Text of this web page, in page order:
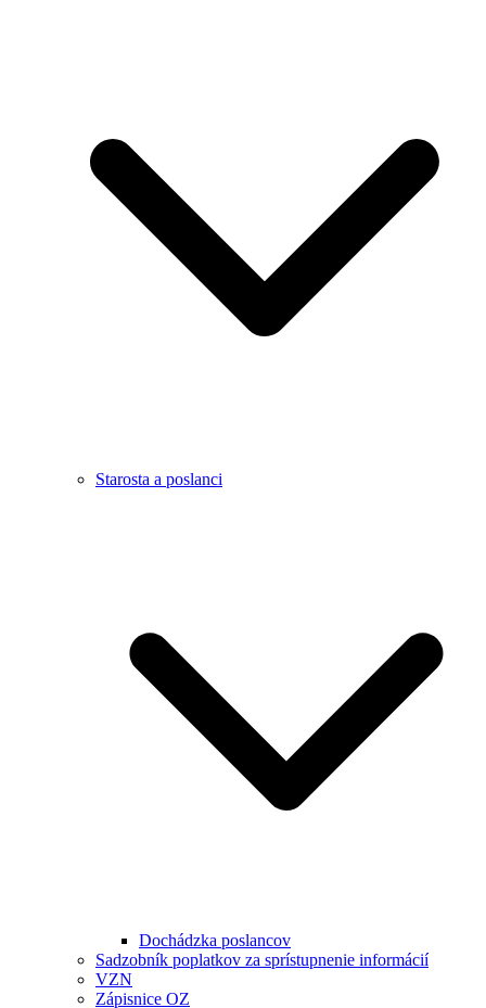
Starosta a poslanci
Dochádzka poslancov
Sadzobník poplatkov za sprístupnenie informácií
VZN
Zápisnice OZ